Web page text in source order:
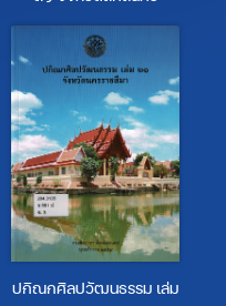
ปกิณกศิลปวัฒนธรรม เล่ม